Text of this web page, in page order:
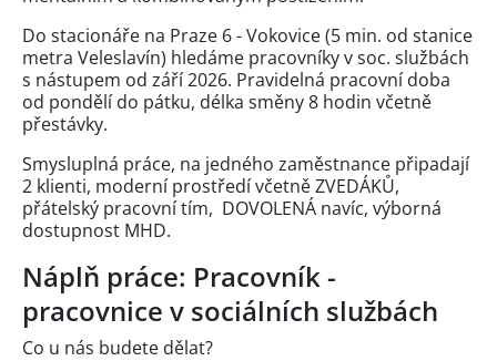
Do stacionáře na Praze 6 - Vokovice (5 min. od stanice
metra Veleslavín) hledáme pracovníky v soc. službách
s nástupem od září 2026. Pravidelná pracovní doba
od pondělí do pátku, délka směny 8 hodin včetně
přestávky.
Smysluplná práce, na jedného zaměstnance připadají
2 klienti, moderní prostředí včetně ZVEDÁKŮ,
přátelský pracovní tím, DOVOLENÁ navíc, výborná
dostupnost MHD.
Náplň práce: Pracovník -
pracovnice v sociálních službách
Co u nás budete dělat?